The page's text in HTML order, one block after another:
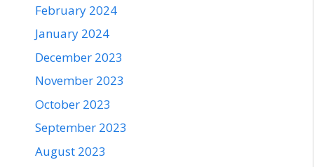
February 2024
January 2024
December 2023
November 2023
October 2023
September 2023
August 2023